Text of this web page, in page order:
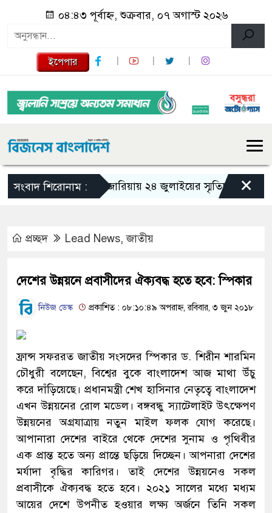
০৪:৪৩ পূর্বাহ্ন, শুক্রবার, ০৭ অগাস্ট ২০২৬
ইপেপার
সংবাদ শিরোনাম :গজারিয়ায় ২৪ জুলাইয়ের স্মৃতিচারণ: গুমের
×
প্রচ্ছদ Lead News,জাতীয়
দেশের উন্নয়নে প্রবাসীদের ঐক্যবদ্ধ হতে হবে: স্পিকার
নিউজ ডেস্ক প্রকাশিত : ০৮:১০:৪৯ অপরাহ্ন, রবিবার, ৩ জুন ২০১৮
ফ্রান্স সফররত জাতীয় সংসদের স্পিকার ড. শিরীন শারমিন
চৌধুরী বলেছেন, বিশ্বের বুকে বাংলাদেশ আজ মাথা উঁচু
করে দাঁড়িয়েছে। প্রধানমন্ত্রী শেখ হাসিনার নেতৃত্বে বাংলাদেশ
এখন উন্নয়নের রোল মডেল। বঙ্গবন্ধু স্যাটেলাইট উৎক্ষেপণ
উন্নয়নের অগ্রযাত্রায় নতুন মাইল ফলক যোগ করেছে।
আপানারা দেশের বাইরে থেকে দেশের সুনাম ও পৃথিবীর
এক প্রান্ত হতে অন্য প্রান্তে ছড়িয়ে দিচ্ছেন। আপনারা দেশের
মর্যাদা বৃদ্ধির কারিগর। তাই দেশের উন্নয়নেও সকল
প্রবাসীকে ঐক্যবদ্ধ হতে হবে। ২০২১ সালের মধ্যে মধ্যম
আয়ের দেশে উপনীত হওয়ার লক্ষ্য অর্জনে তিনি সকল